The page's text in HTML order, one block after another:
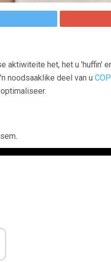
het, het u 'huffin'
noodsaaklike deel van u